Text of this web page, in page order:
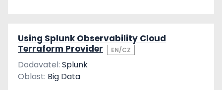
Using Splunk Observability Cloud
Terraform Provider
EN/CZ
Dodavatel: Splunk
Oblast: Big Data